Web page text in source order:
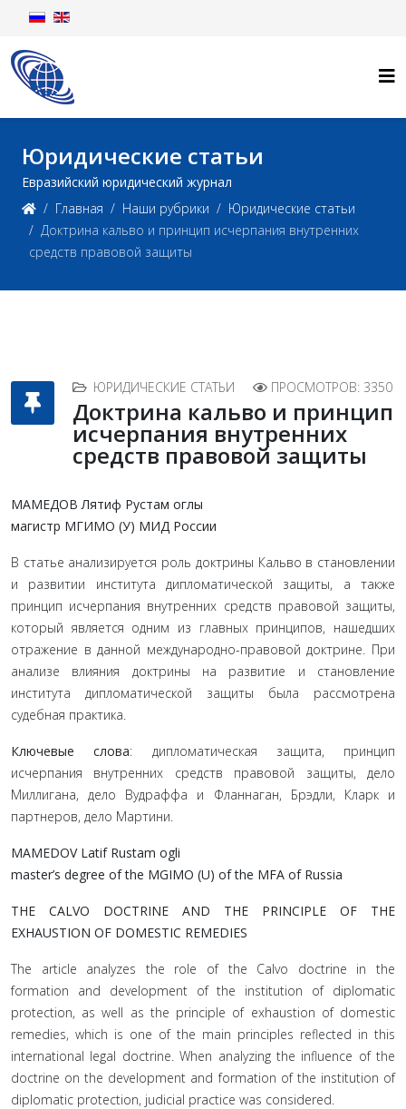
Юридические статьи
Евразийский юридический журнал
Главная
Наши рубрики
Юридические статьи
Доктрина кальво и принцип исчерпания внутренних
средств правовой защиты
ЮРИДИЧЕСКИЕ СТАТЬИ ПРОСМОТРОВ: 3350
Доктрина кальво и принцип
исчерпания внутренних
средств правовой защиты
МАМЕДОВ Лятиф Рустам оглы
магистр МГИМО (У) МИД России
В статье анализируется роль доктрины Кальво в становлении
и развитии института дипломатической защиты, а также
принцип исчерпания внутренних средств правовой защиты,
который является одним из главных принципов, нашедших
отражение в данной международно-правовой доктрине. При
анализе влияния доктрины на развитие и становление
института дипломатической защиты была рассмотрена
судебная практика.
Ключевые слова: дипломатическая защита, принцип
исчерпания внутренних средств правовой защиты, дело
Миллигана, дело Вудраффа и Фланнаган, Брэдли, Кларк и
партнеров, дело Мартини.
MAMEDOV Latif Rustam ogli
master’s degree of the MGIMO (U) of the MFA of Russia
THE CALVO DOCTRINE AND THE PRINCIPLE OF THE
EXHAUSTION OF DOMESTIC REMEDIES
The article analyzes the role of the Calvo doctrine in the
formation and development of the institution of diplomatic
protection, as well as the principle of exhaustion of domestic
remedies, which is one of the main principles reflected in this
international legal doctrine. When analyzing the influence of the
doctrine on the development and formation of the institution of
diplomatic protection, judicial practice was considered.